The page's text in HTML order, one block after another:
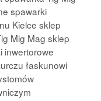
spawarki
Kielce sklep
Mig Mag sklep
inwertorowe
łaskunowi